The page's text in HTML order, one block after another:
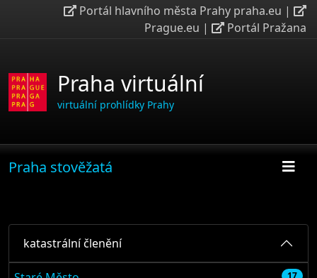
Portál hlavního města Prahy praha.eu |
Prague.eu | Portál Pražana
Praha virtuální
virtuální prohlídky Prahy
Praha stověžatá
katastrální členění
17